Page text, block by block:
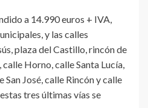
a 14.990 euros + IVA,
y las calles
plaza del Castillo, rincón de
Horno, calle Santa Lucía,
José, calle Rincón y calle
tres últimas vías se